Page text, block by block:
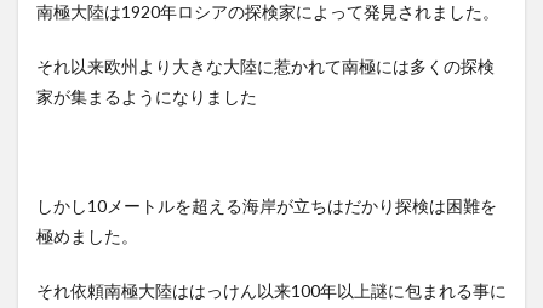
南極大陸は1920年ロシアの探検家によって発見されました。
それ以来欧州より大きな大陸に惹かれて南極には多くの探検
家が集まるようになりました
しかし10メートルを超える海岸が立ちはだかり探検は困難を
極めました。
それ依頼南極大陸ははっけん以来100年以上謎に包まれる事に